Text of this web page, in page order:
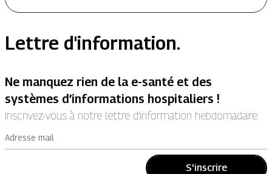
Lettre d'information.
Ne manquez rien de la e-santé et des
systèmes d’informations hospitaliers !
Inscrivez-vous à notre lettre d’information hebdomadaire.
Adresse mail
S'inscrire